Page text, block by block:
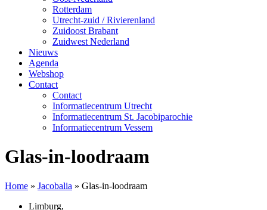
Rotterdam
Utrecht-zuid / Rivierenland
Zuidoost Brabant
Zuidwest Nederland
Nieuws
Agenda
Webshop
Contact
Contact
Informatiecentrum Utrecht
Informatiecentrum St. Jacobiparochie
Informatiecentrum Vessem
Glas-in-loodraam
Home » Jacobalia » Glas-in-loodraam
Limburg,